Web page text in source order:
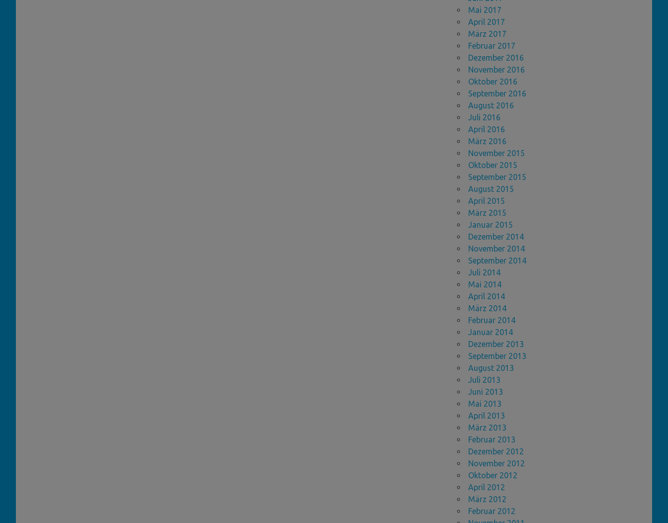
Mai 2017
April 2017
März 2017
Februar 2017
Dezember 2016
November 2016
Oktober 2016
September 2016
August 2016
Juli 2016
April 2016
März 2016
November 2015
Oktober 2015
September 2015
August 2015
April 2015
März 2015
Januar 2015
Dezember 2014
November 2014
September 2014
Juli 2014
Mai 2014
April 2014
März 2014
Februar 2014
Januar 2014
Dezember 2013
September 2013
August 2013
Juli 2013
Juni 2013
Mai 2013
April 2013
März 2013
Februar 2013
Dezember 2012
November 2012
Oktober 2012
April 2012
März 2012
Februar 2012